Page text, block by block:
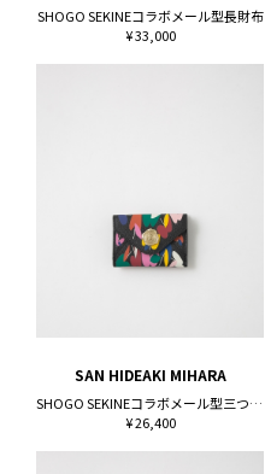
SHOGO SEKINEコラボメール型長財布
¥ 33,000
SAN HIDEAKI MIHARA
SHOGO SEKINEコラボメール型三つ折り財布
¥ 26,400